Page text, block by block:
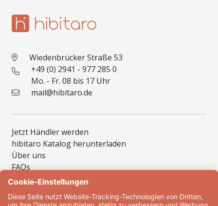
Wiedenbrücker Straße 53
+49 (0) 2941 - 977 285 0
Mo. - Fr. 08 bis 17 Uhr
mail@hibitaro.de
Jetzt Händler werden
hibitaro Katalog herunterladen
Über uns
FAQs
Muster
Montage